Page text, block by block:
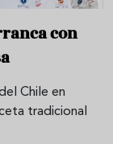
con
Chile en
tradicional